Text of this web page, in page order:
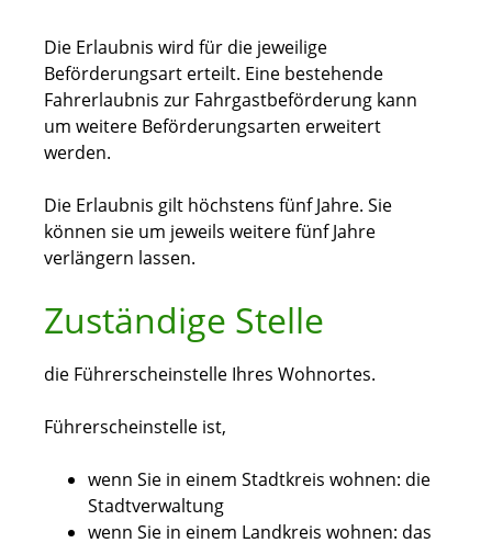
Die Erlaubnis wird für die jeweilige
Beförderungsart erteilt. Eine bestehende
Fahrerlaubnis zur Fahrgastbeförderung kann
um weitere Beförderungsarten erweitert
werden.
Die Erlaubnis gilt höchstens fünf Jahre. Sie
können sie um jeweils weitere fünf Jahre
verlängern lassen.
Zuständige Stelle
die Führerscheinstelle Ihres Wohnortes.
Führerscheinstelle ist,
wenn Sie in einem Stadtkreis wohnen: die
Stadtverwaltung
wenn Sie in einem Landkreis wohnen: das